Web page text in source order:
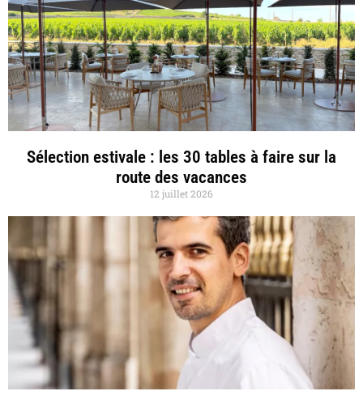
Sélection estivale : les 30 tables à faire sur la
route des vacances
12 juillet 2026